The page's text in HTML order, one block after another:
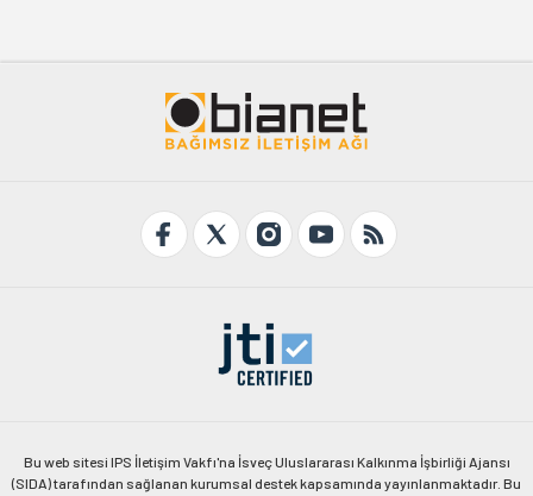
Bu web sitesi IPS İletişim Vakfı'na İsveç Uluslararası Kalkınma İşbirliği Ajansı
(SIDA) tarafından sağlanan kurumsal destek kapsamında yayınlanmaktadır. Bu